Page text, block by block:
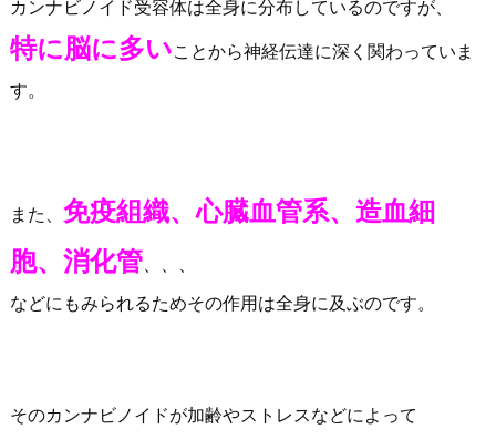
カンナビノイド受容体は全身に分布しているのですが、
特に脳に多いことから神経伝達に深く関わっていま
す。
また、 免疫組織、心臓血管系、造血細
胞、消化管
などにもみられるためその作用は全身に及ぶのです。
そのカンナビノイドが加齢やストレスなどによって